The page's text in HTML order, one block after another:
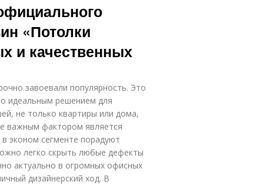
«Потолки
и качественных
завоевали популярность. Это
идеальным решением для
не только квартиры или дома,
важным фактором является
эконом сегменте порадуют
легко скрыть любые дефекты
актуально в огромных офисных
дизайнерский ход. В